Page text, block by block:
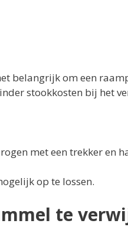
belangrijk om een
stookkosten bij het
met een trekker en
op te lossen.
te